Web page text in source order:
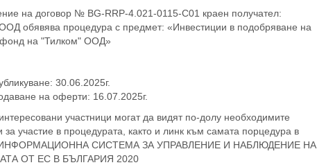
на договор № BG-RRP-4.021-0115-C01 краен получател:
обявява процедура с предмет: «Инвестиции в подобряване на
фонд на "Тилком" ООД»
30.06.2025г.
на оферти: 16.07.2025г.
участници могат да видят по-долу необходимите
за участие в процедурата, както и линк към самата порцедура в
СИСТЕМА ЗА УПРАВЛЕНИЕ И НАБЛЮДЕНИЕ НА
ОТ ЕС В БЪЛГАРИЯ 2020